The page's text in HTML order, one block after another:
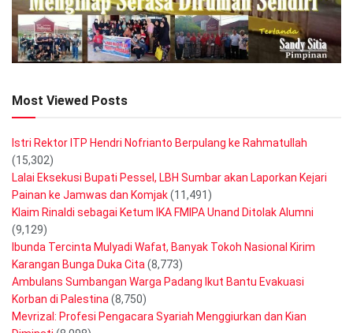
Most Viewed Posts
Istri Rektor ITP Hendri Nofrianto Berpulang ke Rahmatullah
(15,302)
Lalai Eksekusi Bupati Pessel, LBH Sumbar akan Laporkan Kejari
Painan ke Jamwas dan Komjak(11,491)
Klaim Rinaldi sebagai Ketum IKA FMIPA Unand Ditolak Alumni
(9,129)
Ibunda Tercinta Mulyadi Wafat, Banyak Tokoh Nasional Kirim
Karangan Bunga Duka Cita (8,773)
Ambulans Sumbangan Warga Padang Ikut Bantu Evakuasi
Korban di Palestina (8,750)
Mevrizal: Profesi Pengacara Syariah Menggiurkan dan Kian